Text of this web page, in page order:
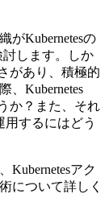
がKubernetesの
討します。しか
があり、積極的
、Kubernetes
か？また、それ
用するにはどう
Kubernetesアク
について詳しく